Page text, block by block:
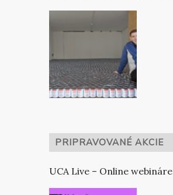
PRIPRAVOVANÉ AKCIE
UCA Live – Online webináre